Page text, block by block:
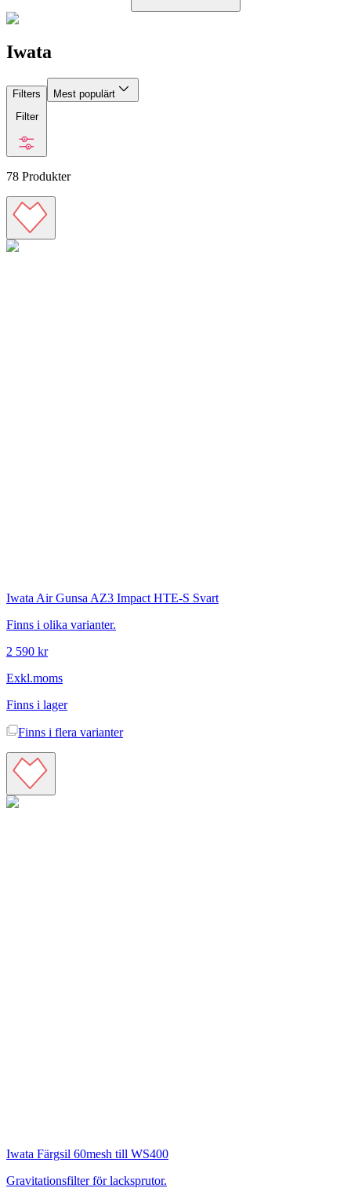
Iwata
Filters
Filter
Mest populärt
78 Produkter
Iwata Air Gunsa AZ3 Impact HTE-S Svart
Finns i olika varianter.
2 590 kr
Exkl.moms
Finns i lager
Finns i flera varianter
Iwata Färgsil 60mesh till WS400
Gravitationsfilter för lacksprutor.